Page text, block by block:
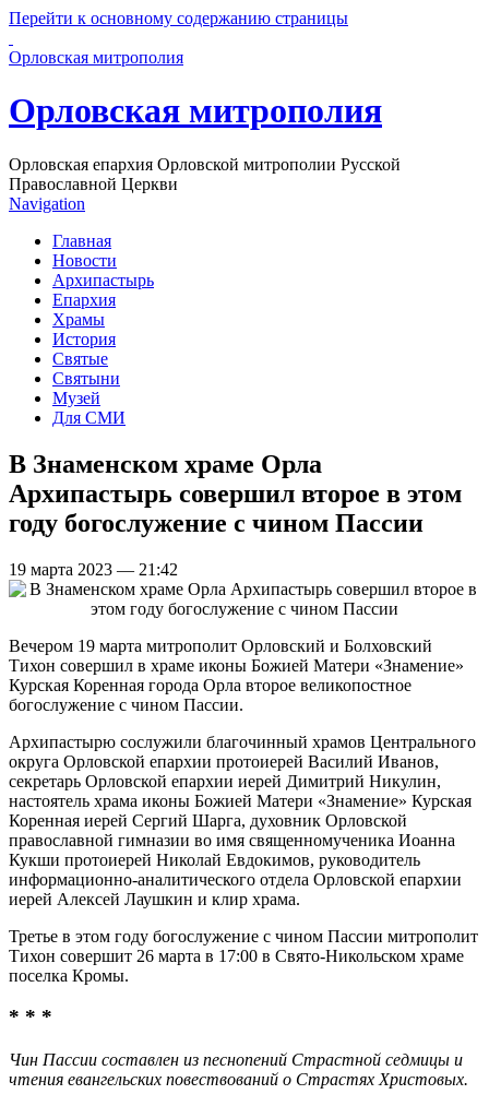
Перейти к основному содержанию страницы
Орловская митрополия
Орловская митрополия
Орловская епархия Орловской митрополии Русской
Православной Церкви
Navigation
Главная
Новости
Архипастырь
Епархия
Храмы
История
Святые
Святыни
Музей
Для СМИ
В Знаменском храме Орла
Архипастырь совершил второе в этом
году богослужение с чином Пассии
19 марта 2023 — 21:42
Вечером 19 марта митрополит Орловский и Болховский
Тихон совершил в храме иконы Божией Матери «Знамение»
Курская Коренная города Орла второе великопостное
богослужение с чином Пассии.
Архипастырю сослужили благочинный храмов Центрального
округа Орловской епархии протоиерей Василий Иванов,
секретарь Орловской епархии иерей Димитрий Никулин,
настоятель храма иконы Божией Матери «Знамение» Курская
Коренная иерей Сергий Шарга, духовник Орловской
православной гимназии во имя священномученика Иоанна
Кукши протоиерей Николай Евдокимов, руководитель
информационно-аналитического отдела Орловской епархии
иерей Алексей Лаушкин и клир храма.
Третье в этом году богослужение с чином Пассии митрополит
Тихон совершит 26 марта в 17:00 в Свято-Никольском храме
поселка Кромы.
* * *
Чин Пассии составлен из песнопений Страстной седмицы и
чтения евангельских повествований о Страстях Христовых.